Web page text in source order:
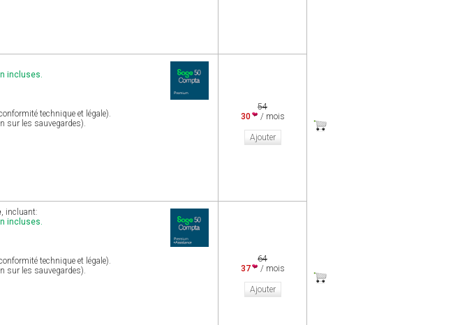
incluses.
technique et légale).
sur les sauvegardes).
54
30
/ mois
Ajouter
, incluant:
incluses.
technique et légale).
sur les sauvegardes).
64
37
/ mois
Ajouter